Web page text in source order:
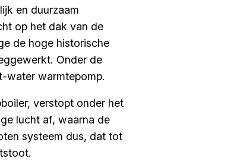
en duurzaam
op het dak van de
de hoge historische
Onder de
water warmtepomp.
verstopt onder het
lucht af, waarna de
systeem dus, dat tot